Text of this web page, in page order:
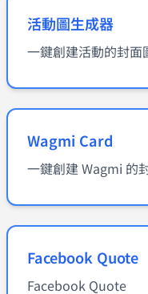
活動圖生成器
一鍵創建活動的封面
Wagmi Card
一鍵創建 Wagmi 的
Facebook Quote
Facebook Quote